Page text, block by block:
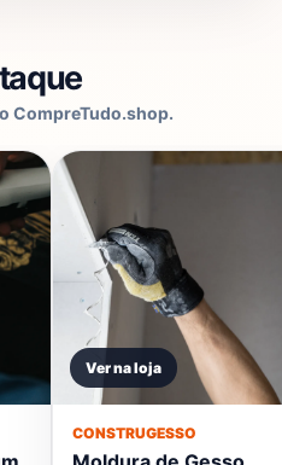
CompreTudo.shop.
Ver na loja
CONSTRUGESSO